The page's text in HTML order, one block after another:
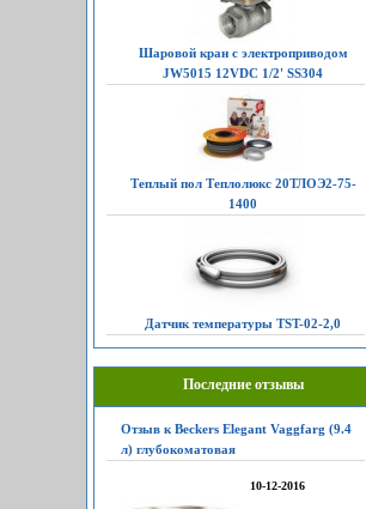
Шаровой кран с электроприводом
JW5015 12VDC 1/2' SS304
Теплый пол Теплолюкс 20ТЛОЭ2-75-
1400
Датчик температуры TST-02-2,0
Последние отзывы
Отзыв к Beckers Elegant Vaggfarg (9.4
л) глубокоматовая
10-12-2016